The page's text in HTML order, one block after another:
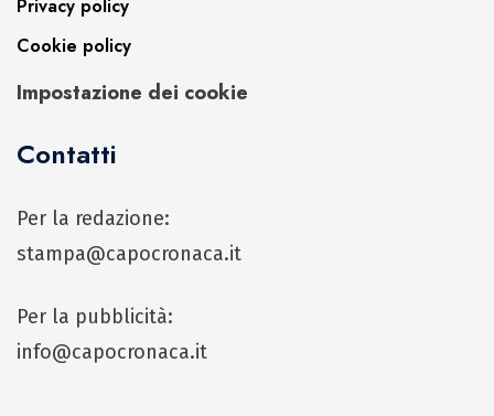
Privacy policy
Cookie policy
Impostazione dei cookie
Contatti
Per la redazione:
stampa@capocronaca.it
Per la pubblicità:
info@capocronaca.it